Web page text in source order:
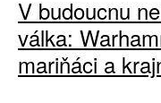
V budoucnu
válka:
mariňáci a